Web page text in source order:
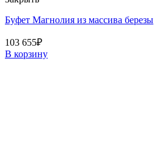
Буфет Магнолия из массива березы
103 655₽
В корзину